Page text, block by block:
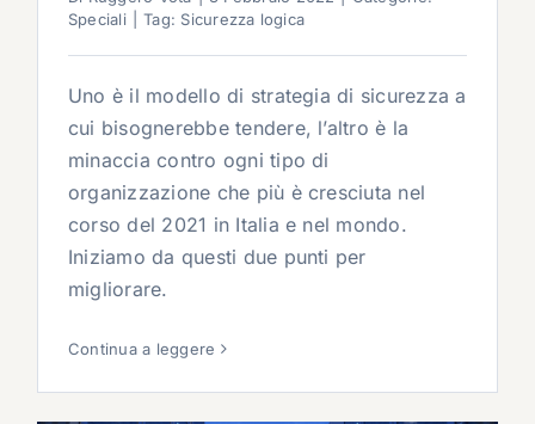
Speciali
Tag: Sicurezza logica
Uno è il modello di strategia di sicurezza a
cui bisognerebbe tendere, l’altro è la
minaccia contro ogni tipo di
organizzazione che più è cresciuta nel
corso del 2021 in Italia e nel mondo.
Iniziamo da questi due punti per
migliorare.
Continua a leggere